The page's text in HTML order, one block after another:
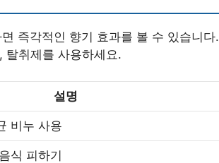
즉각적인 향기 효과를 볼 수 있습니다.
탈취제를 사용하세요.
설명
비누 사용
식 피하기